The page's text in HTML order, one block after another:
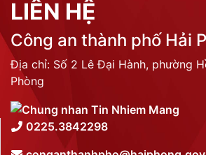
LIÊN HỆ
Công an thành phố Hải
Địa chỉ: Số 2 Lê Đại Hành, phường
Phòng
0225.3842298